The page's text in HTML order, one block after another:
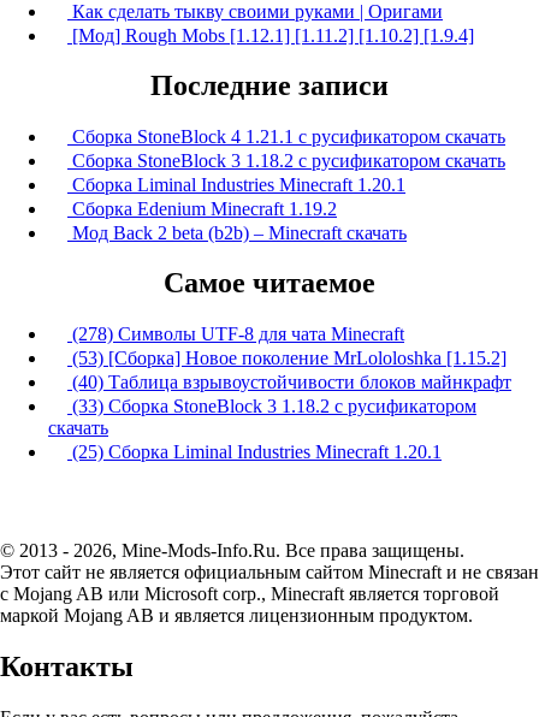
Как сделать тыкву своими руками | Оригами
[Мод] Rough Mobs [1.12.1] [1.11.2] [1.10.2] [1.9.4]
Последние записи
Сборка StoneBlock 4 1.21.1 с русификатором скачать
Сборка StoneBlock 3 1.18.2 с русификатором скачать
Сборка Liminal Industries Minecraft 1.20.1
Сборка Edenium Minecraft 1.19.2
Мод Back 2 beta (b2b) – Minecraft скачать
Самое читаемое
(278) Символы UTF-8 для чата Minecraft
(53) [Сборка] Новое поколение MrLololoshka [1.15.2]
(40) Таблица взрывоустойчивости блоков майнкрафт
(33) Сборка StoneBlock 3 1.18.2 с русификатором
скачать
(25) Сборка Liminal Industries Minecraft 1.20.1
© 2013 - 2026, Mine-Mods-Info.Ru. Все права защищены.
Этот сайт не является официальным сайтом Minecraft и не связан
с Mojang AB или Microsoft corp., Minecraft является торговой
маркой Mojang AB и является лицензионным продуктом.
Контакты